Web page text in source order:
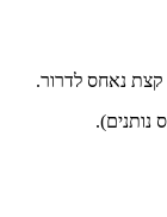
קצת נאחס לדרור.